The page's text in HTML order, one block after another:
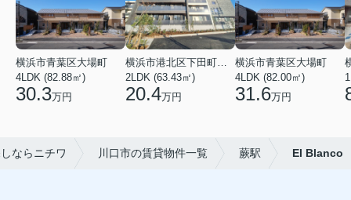
横浜市青葉区大場町
4LDK (82.88㎡)
30.3万円
2LDK (63.43㎡)
20.4万円
横浜市青葉区大場町
4LDK (82.00㎡)
31.6万円
ならニチワ 川口市の賃貸物件一覧 蕨駅 El Blanco